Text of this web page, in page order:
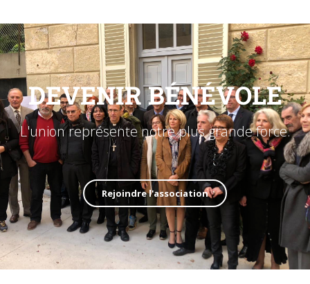
DEVENIR BÉNÉVOLE
L'union représente notre plus grande force.
Rejoindre l'association